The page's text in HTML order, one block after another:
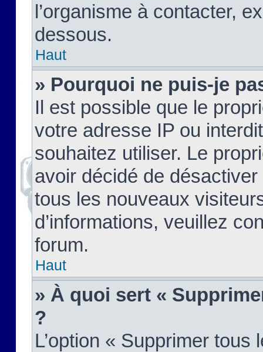
l’organisme à contacter,
dessous.
Haut
» Pourquoi ne puis-je
Il est possible que le
votre adresse IP ou
souhaitez utiliser. Le
avoir décidé de
tous les nouveaux
d’informations, veuillez
forum.
Haut
» À quoi sert «
?
L’option « Supprimer